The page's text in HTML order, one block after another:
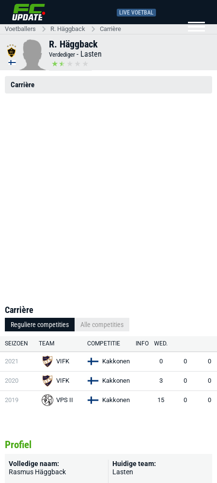
LIVE VOETBAL
Voetballers R. Häggback Carrière
R. Häggback
Verdediger - Lasten
Carrière
Carrière
Reguliere competities Alle competities
SEIZOEN TEAM COMPETITIE INFO WED.
2021 VIFK Kakkonen 0 0 0
2020 VIFK Kakkonen 3 0 0
2019 VPS II Kakkonen 15 0 0
Profiel
Volledige naam:
Rasmus Häggback
Huidige team:
Lasten